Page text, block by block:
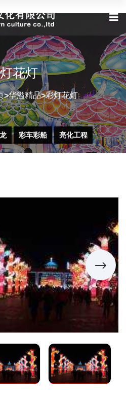
花灯
>华溢精品>彩灯花灯
彩车彩船 亮化工程